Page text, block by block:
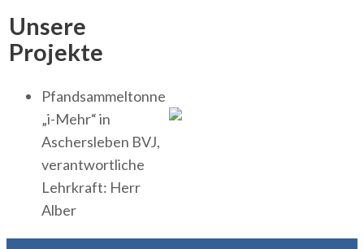
Unsere
Projekte
Pfandsammeltonne
„i-Mehr“ in
Aschersleben BVJ,
verantwortliche
Lehrkraft: Herr
Alber